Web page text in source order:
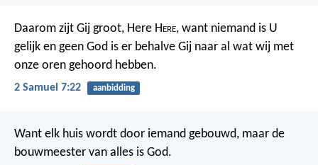
Daarom zijt Gij groot, Here Here, want niemand is U
gelijk en geen God is er behalve Gij naar al wat wij met
onze oren gehoord hebben.
2 Samuel 7:22 aanbidding
Want elk huis wordt door iemand gebouwd, maar de
bouwmeester van alles is God.